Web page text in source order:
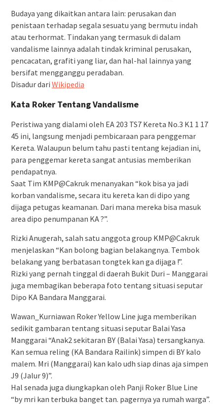
Budaya yang dikaitkan antara lain: perusakan dan
penistaan terhadap segala sesuatu yang bermutu indah
atau terhormat. Tindakan yang termasuk di dalam
vandalisme lainnya adalah tindak kriminal perusakan,
pencacatan, grafiti yang liar, dan hal-hal lainnya yang
bersifat mengganggu peradaban.
Disadur dari Wikipedia
Kata Roker Tentang Vandalisme
Peristiwa yang dialami oleh EA 203 TS7 Kereta No.3 K1 1 17
45 ini, langsung menjadi pembicaraan para penggemar
Kereta. Walaupun belum tahu pasti tentang kejadian ini,
para penggemar kereta sangat antusias memberikan
pendapatnya.
Saat Tim KMP@Cakruk menanyakan “kok bisa ya jadi
korban vandalisme, secara itu kereta kan di dipo yang
dijaga petugas keamanan. Dari mana mereka bisa masuk
area dipo penumpanan KA ?”.
Rizki Anugerah, salah satu anggota group KMP@Cakruk
menjelaskan “Kan bolong bagian belakangnya. Tembok
belakang yang berbatasan tongtek kan ga dijaga !”.
Rizki yang pernah tinggal di daerah Bukit Duri – Manggarai
juga membagikan beberapa foto tentang situasi seputar
Dipo KA Bandara Manggarai.
Wawan_Kurniawan Roker Yellow Line juga memberikan
sedikit gambaran tentang situasi seputar Balai Yasa
Manggarai “Anak2 sekitaran BY (Balai Yasa) tersangkanya.
Kan semua reling (KA Bandara Railink) simpen di BY kalo
malem. Mri (Manggarai) kan kalo udh siap dinas aja simpen
J9 (Jalur 9)”.
Hal senada juga diungkapkan oleh Panji Roker Blue Line
“by mri kan terbuka banget tan. pagernya ya rumah warga”.